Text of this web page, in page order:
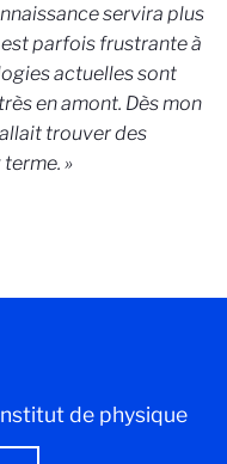
servira plus
parfois frustrante à
actuelles sont
en amont. Dès mon
trouver des
»
de physique